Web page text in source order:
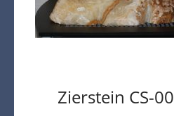
Zierstein CS-